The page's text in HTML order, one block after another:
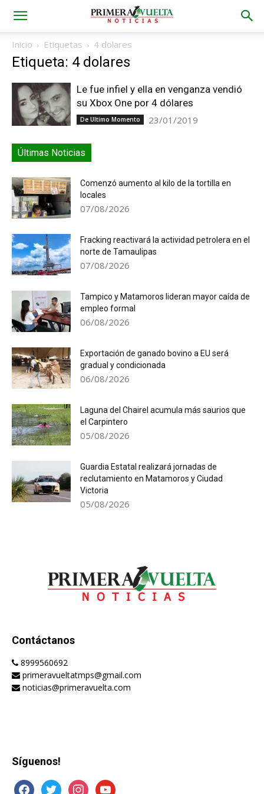
Inicio Etiquetas 4 dolares
Etiqueta: 4 dolares
Le fue infiel y ella en venganza vendió
su Xbox One por 4 dólares
De Ultimo Momento 23/01/2019
Últimas Noticias
Comenzó aumento al kilo de la tortilla en
locales
07/08/2026
Fracking reactivará la actividad petrolera en el
norte de Tamaulipas
07/08/2026
Tampico y Matamoros lideran mayor caída de
empleo formal
06/08/2026
Exportación de ganado bovino a EU será
gradual y condicionada
06/08/2026
Laguna del Chairel acumula más saurios que
el Carpintero
05/08/2026
Guardia Estatal realizará jornadas de
reclutamiento en Matamoros y Ciudad
Victoria
05/08/2026
Contáctanos
8999560692
primeravueltatmps@gmail.com
noticias@primeravuelta.com
Síguenos!
facebooktwitter instagramyoutube